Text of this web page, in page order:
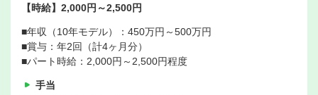
【時給】2,000円～2,500円
■年収（10年モデル）：450万円～500万円
■賞与：年2回（計4ヶ月分）
■パート時給：2,000円～2,500円程度
手当